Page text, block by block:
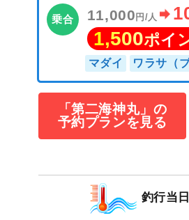
ジギング（
釣りプラン
11,000 円/人
マダイ
「第二海神丸」の
予約プランを見る
釣行当